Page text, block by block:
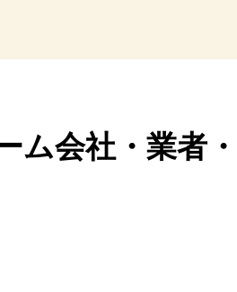
ム会社・業者・